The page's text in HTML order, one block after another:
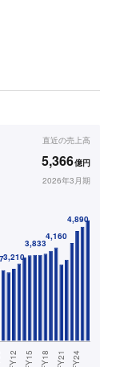
直近の売上高
5,366億円
2026年3月期